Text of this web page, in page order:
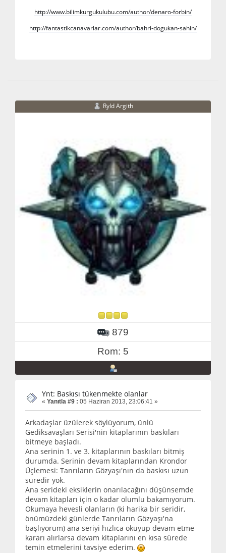
http://www.bilimkurgukulubu.com/author/denaro-forbin/
http://fantastikcanavarlar.com/author/bahri-dogukan-sahin/
Ryld Argith
879
Rom: 5
Ynt: Baskısı tükenmekte olanlar
« Yanıtla #9 : 05 Haziran 2013, 23:06:41 »
Arkadaşlar üzülerek söylüyorum, ünlü
Gediksavaşları Serisi'nin kitaplarının baskıları
bitmeye başladı.
Ana serinin 1. ve 3. kitaplarının baskıları bitmiş
durumda. Serinin devam kitaplarından Krondor
Üçlemesi: Tanrıların Gözyaşı'nın da baskısı uzun
süredir yok.
Ana serideki eksiklerin onarılacağını düşünsemde
devam kitapları için o kadar olumlu bakamıyorum.
Okumaya hevesli olanların (ki harika bir seridir,
önümüzdeki günlerde Tanrıların Gözyaşı'na
başlıyorum) ana seriyi hızlıca okuyup devam etme
kararı alırlarsa devam kitaplarını en kısa sürede
temin etmelerini tavsiye ederim.